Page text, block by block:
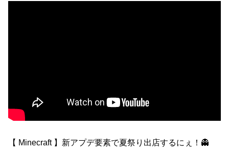
【 Minecraft 】新アプデ要素で夏祭り出店するにぇ！👻